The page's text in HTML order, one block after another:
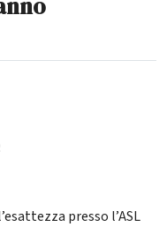
presso l’ASL